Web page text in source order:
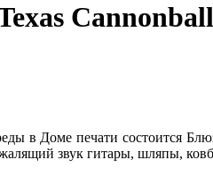
в Доме печати состоится
звук гитары, шляпы,